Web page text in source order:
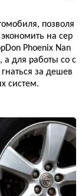
позволя
на сер
Phoenix Nan
для работы со с
за дешев
систем.